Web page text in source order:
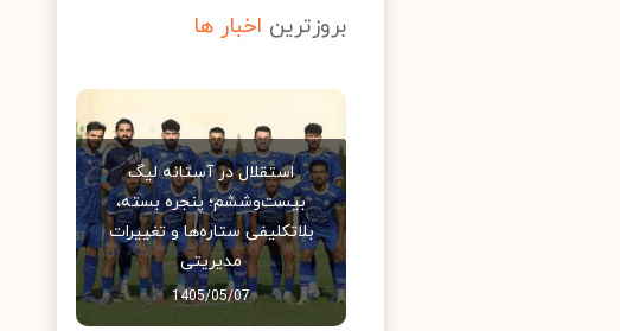
بروزترین اخبار ها
استقلال در آستانه لیگ
بیست‌وششم؛ پنجره بسته،
بلاتکلیفی ستاره‌ها و تغییرات
مدیریتی
1405/05/07